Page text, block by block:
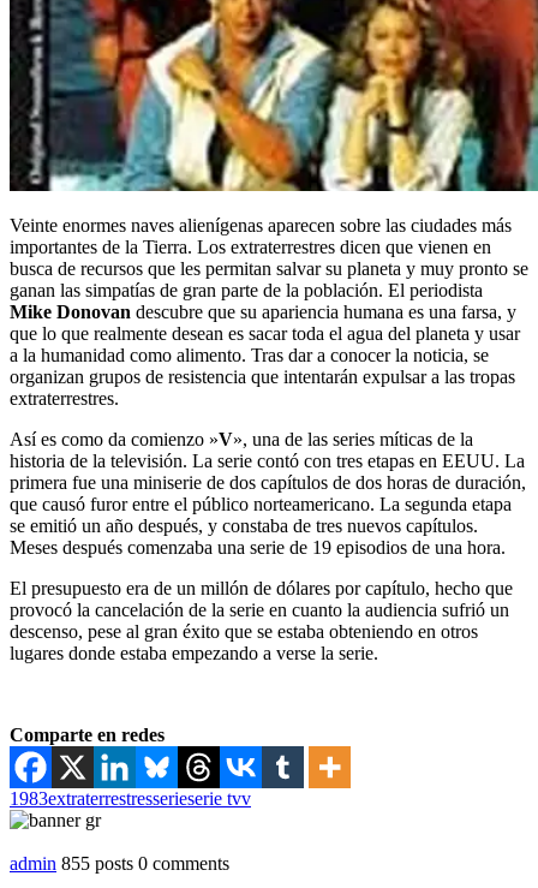
Veinte enormes naves alienígenas aparecen sobre las ciudades más
importantes de la Tierra. Los extraterrestres dicen que vienen en
busca de recursos que les permitan salvar su planeta y muy pronto se
ganan las simpatías de gran parte de la población. El periodista
Mike Donovan descubre que su apariencia humana es una farsa, y
que lo que realmente desean es sacar toda el agua del planeta y usar
a la humanidad como alimento. Tras dar a conocer la noticia, se
organizan grupos de resistencia que intentarán expulsar a las tropas
extraterrestres.
Así es como da comienzo »V», una de las series míticas de la
historia de la televisión. La serie contó con tres etapas en EEUU. La
primera fue una miniserie de dos capítulos de dos horas de duración,
que causó furor entre el público norteamericano. La segunda etapa
se emitió un año después, y constaba de tres nuevos capítulos.
Meses después comenzaba una serie de 19 episodios de una hora.
El presupuesto era de un millón de dólares por capítulo, hecho que
provocó la cancelación de la serie en cuanto la audiencia sufrió un
descenso, pese al gran éxito que se estaba obteniendo en otros
lugares donde estaba empezando a verse la serie.
Comparte en redes
1983extraterrestresserieserie tvv
admin 855 posts 0 comments